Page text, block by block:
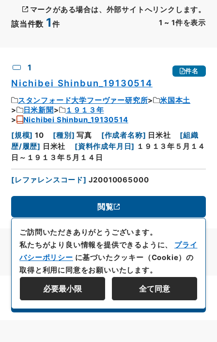
該当件数 1 件 1 ~ 1件を表示
マークがある場合は、外部サイトへリンクします。
1 件名
Nichibei Shinbun_19130514
スタンフォード大学フーヴァー研究所
米国本土
日米新聞
１９１３年
Nichibei Shinbun_19130514
[規模] 10 [種別 ] 写真 [作成者名称] 日米社 [組織
歴/履歴] 日米社 [資料作成年月日] １９１３年５月１４
日～１９１３年５月１４日
[レファレンスコード] J20010065000
閲覧
資料群階層を表示する
ご訪問いただきありがとうございます。
私たちがより良い情報を提供できるように、 プライ
バシーポリシー に基づいたクッキー（Cookie）の
取得と利用に同意をお願いいたします。
必要最小限 全て同意